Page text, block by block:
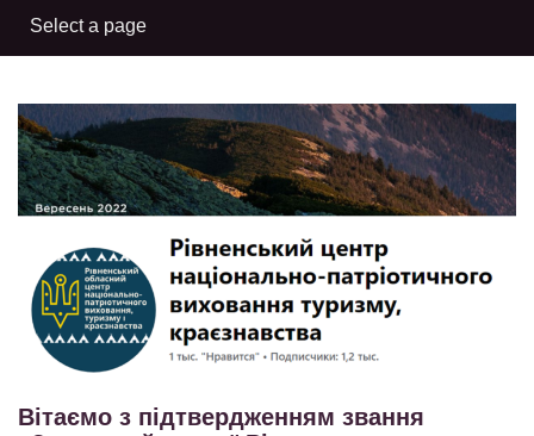
Вітаємо з підтвердженням звання